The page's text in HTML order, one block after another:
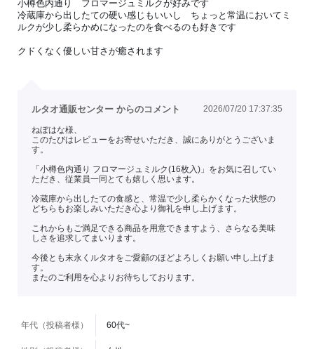
小樽色内通り フロマージュミルクが好みです
冷蔵庫から出したての硬い感じもいいし ちょっと常温においてミ
ルクが少し柔らかめになったのを食べるのも好きです
クドくなく優しい甘さが癒されます
ルタオ通販センター からのコメント 2026/07/20 17:37:35
ねぼはな様、
このたびはレビューをお寄せいただき、誠にありがとうございま
す。
「小樽色内通り フロマージュミルク(16枚入)」をお気に召してい
ただき、従業員一同とても嬉しく思います。
冷蔵庫から出したての食感と、常温で少し柔らかくなった状態の
どちらもお楽しみいただき心より御礼を申し上げます。
これからもご満足できる商品を用意できますよう、さらなる美味
しさを追求してまいります。
今後とも末永くルタオをご愛顧のほどよろしくお願い申し上げま
す。
またのご利用を心よりお待ちしております。
年代（投稿者様） 60代~